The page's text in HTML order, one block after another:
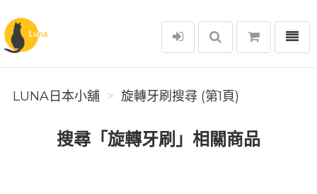
Luna日本小舖
選單
LUNA日本小舖 旋轉牙刷搜尋 (第1頁)
搜尋「旋轉牙刷」相關商品